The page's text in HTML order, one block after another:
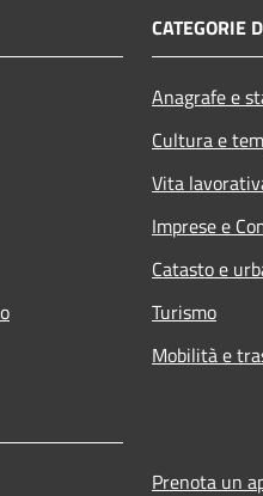
CATEGORIE
Anagrafe e
Cultura e
Vita
Imprese e
Catasto e
Turismo
Mobilità e
Prenota un